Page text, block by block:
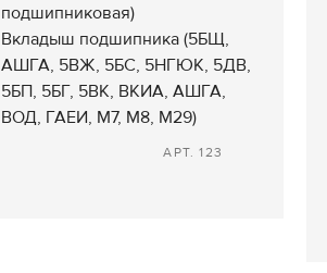
подшипниковая)
Вкладыш подшипника (5БЩ,
АШГА, 5ВЖ, 5БС, 5НГЮК, 5ДВ,
5БП, 5БГ, 5ВК, ВКИА, АШГА,
ВОД, ГАЕИ, М7, М8, М29)
АРТ. 123